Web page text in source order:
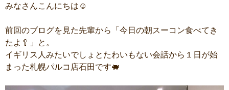
みなさんこんにちは☺
前回のブログを見た先輩から「今日の朝スーコン食べてき
たよ🥄」と。
イギリス人みたいでしょとたわいもない会話から１日が始
まった札幌パルコ店石田です🐖